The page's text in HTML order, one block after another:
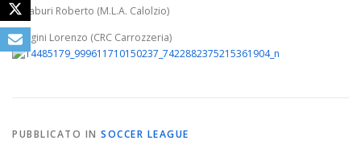
Casaburi Roberto (M.L.A. Calolzio)
Bongini Lorenzo (CRC Carrozzeria)
PUBBLICATO IN SOCCER LEAGUE